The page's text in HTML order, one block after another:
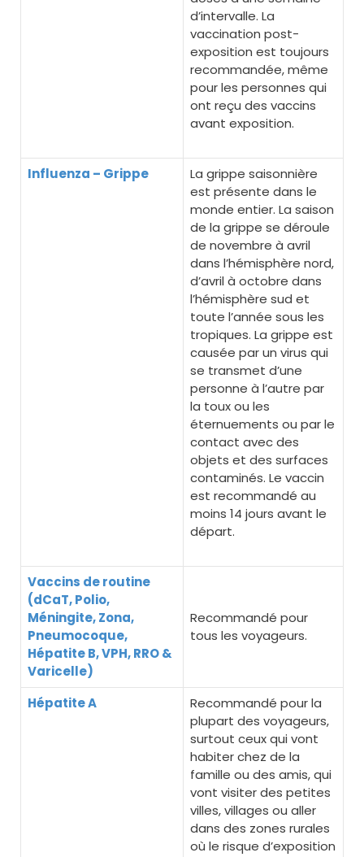
d’intervalle. La
vaccination post-
exposition est toujours
recommandée, même
pour les personnes qui
ont reçu des vaccins
avant exposition.
Influenza – Grippe
La grippe saisonnière
est présente dans le
monde entier. La saison
de la grippe se déroule
de novembre à avril
dans l’hémisphère nord,
d’avril à octobre dans
l’hémisphère sud et
toute l’année sous les
tropiques. La grippe est
causée par un virus qui
se transmet d’une
personne à l’autre par
la toux ou les
éternuements ou par le
contact avec des
objets et des surfaces
contaminés. Le vaccin
est recommandé au
moins 14 jours avant le
départ.
Vaccins de routine
(dCaT, Polio,
Méningite, Zona,
Pneumocoque,
Hépatite B, VPH, RRO &
Varicelle)
Recommandé pour
tous les voyageurs.
Hépatite A
Recommandé pour la
plupart des voyageurs,
surtout ceux qui vont
habiter chez de la
famille ou des amis, qui
vont visiter des petites
villes, villages ou aller
dans des zones rurales
où le risque d’exposition